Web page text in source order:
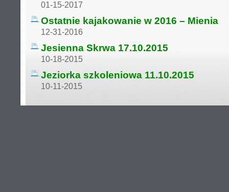
01-15-2017
Ostatnie kajakowanie w 2016 – Mienia
12-31-2016
Jesienna Skrwa 17.10.2015
10-18-2015
Jeziorka szkoleniowa 11.10.2015
10-11-2015